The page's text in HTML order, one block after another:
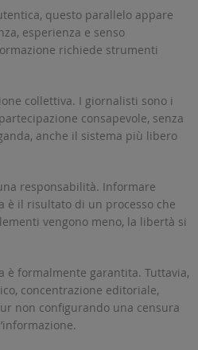
questo parallelo appare
esperienza e senso
richiede strumenti
collettiva. I giornalisti sono i
consapevole, senza
anche il sistema più libero
responsabilità. Informare
è il risultato di un processo che
vengono meno, la libertà si
è formalmente garantita. Tuttavia,
concentrazione editoriale,
non configurando una censura